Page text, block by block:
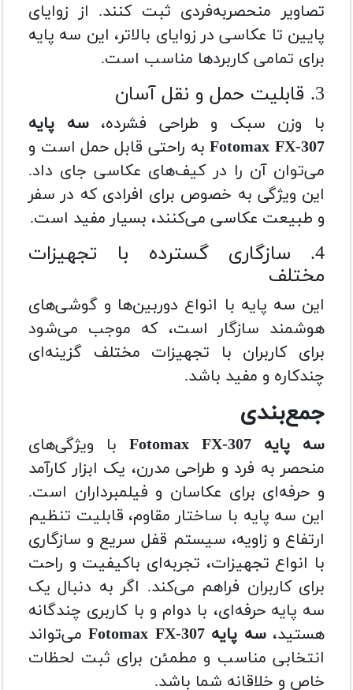
تصاویر منحصر‌به‌فردی ثبت کنند. از زوایای
پایین تا عکاسی در زوایای بالاتر، این سه پایه
برای تمامی کاربردها مناسب است.
3. قابلیت حمل و نقل آسان
با وزن سبک و طراحی فشرده،سه پایه
Fotomax FX-307به راحتی قابل حمل است و
می‌توان آن را در کیف‌های عکاسی جای داد.
این ویژگی به خصوص برای افرادی که در سفر
و طبیعت عکاسی می‌کنند، بسیار مفید است.
4. سازگاری گسترده با تجهیزات
مختلف
این سه پایه با انواع دوربین‌ها و گوشی‌های
هوشمند سازگار است، که موجب می‌شود
برای کاربران با تجهیزات مختلف گزینه‌ای
چندکاره و مفید باشد.
جمع‌بندی
سه پایه Fotomax FX-307
با ویژگی‌های
منحصر به فرد و طراحی مدرن، یک ابزار کارآمد
و حرفه‌ای برای عکاسان و فیلمبرداران است.
این سه پایه با ساختار مقاوم، قابلیت تنظیم
ارتفاع و زاویه، سیستم قفل سریع و سازگاری
با انواع تجهیزات، تجربه‌ای باکیفیت و راحت
برای کاربران فراهم می‌کند. اگر به دنبال یک
سه پایه حرفه‌ای، با دوام و با کاربری چندگانه
هستید،سه پایه Fotomax FX-307
می‌تواند
انتخابی مناسب و مطمئن برای ثبت لحظات
خاص و خلاقانه شما باشد.